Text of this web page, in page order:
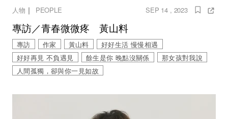
人物 ｜ PEOPLE SEP 14 , 2023
專訪／青春微微疼 黃山料
專訪 作家 黃山料
好好生活 慢慢相遇
好好再見 不負遇見
餘生是你 晚點沒關係
那女孩對我說
人間孤獨，卻與你一見如故